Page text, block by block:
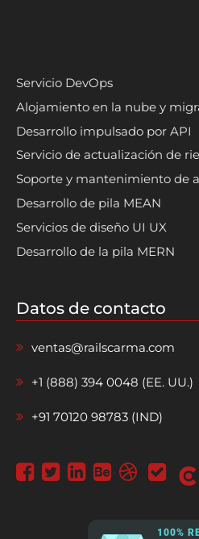
Servicio DevOps
Alojamiento en la nube y
Desarrollo impulsado por API
Servicio de actualización de
Soporte y mantenimiento de
Desarrollo de pila MEAN
Servicios de diseño UI UX
Desarrollo de la pila MERN
Datos de contacto
ventas@railscarma.com
+1 (888) 394 0048 (EE. UU.)
+91 70120 98783 (IND)
100%